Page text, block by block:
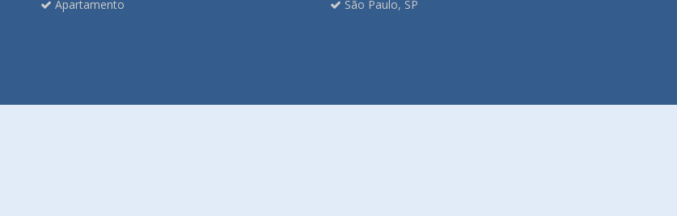
Apartamento São Paulo, SP